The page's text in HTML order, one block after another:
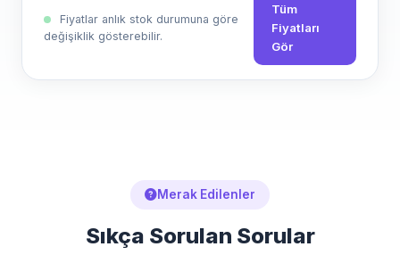
Fiyatlar anlık stok durumuna göre
değişiklik gösterebilir.
Tüm
Fiyatları
Gör
Merak Edilenler
Sıkça Sorulan Sorular